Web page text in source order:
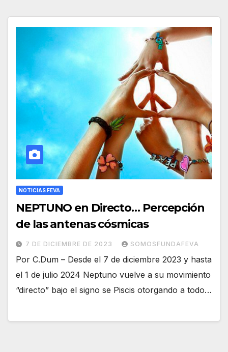
NOTICIAS FEVA
NEPTUNO en Directo… Percepción
de las antenas cósmicas
7 DE DICIEMBRE DE 2023 SOMOSFUNDAFEVA
Por C.Dum – Desde el 7 de diciembre 2023 y hasta
el 1 de julio 2024 Neptuno vuelve a su movimiento
“directo” bajo el signo se Piscis otorgando a todo…